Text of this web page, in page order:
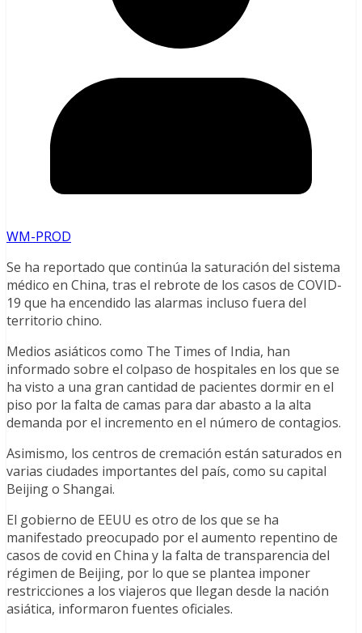
WM-PROD
Se ha reportado que continúa la saturación del sistema
médico en China, tras el rebrote de los casos de COVID-
19 que ha encendido las alarmas incluso fuera del
territorio chino.
Medios asiáticos como The Times of India, han
informado sobre el colpaso de hospitales en los que se
ha visto a una gran cantidad de pacientes dormir en el
piso por la falta de camas para dar abasto a la alta
demanda por el incremento en el número de contagios.
Asimismo, los centros de cremación están saturados en
varias ciudades importantes del país, como su capital
Beijing o Shangai.
El gobierno de EEUU es otro de los que se ha
manifestado preocupado por el aumento repentino de
casos de covid en China y la falta de transparencia del
régimen de Beijing, por lo que se plantea imponer
restricciones a los viajeros que llegan desde la nación
asiática, informaron fuentes oficiales.